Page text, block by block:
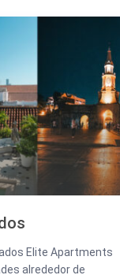
Elite Apartments
alrededor de